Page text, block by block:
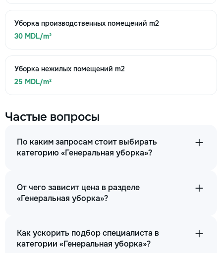
Уборка производственных помещений m2
30 MDL/m²
Уборка нежилых помещений m2
25 MDL/m²
Частые вопросы
По каким запросам стоит выбирать
категорию «Генеральная уборка»?
От чего зависит цена в разделе
«Генеральная уборка»?
Как ускорить подбор специалиста в
категории «Генеральная уборка»?